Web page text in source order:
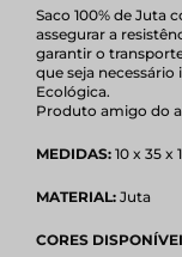
Saco 100% de Juta
assegurar a
garantir o
que seja necessário
Ecológica.
Produto amigo do
MEDIDAS: 10 x 35 x
MATERIAL: Juta
CORES